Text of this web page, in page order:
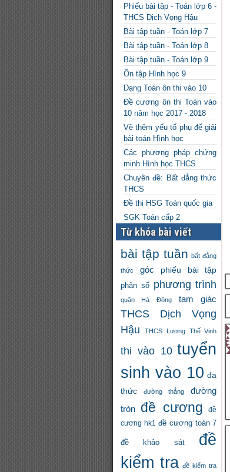
Phiếu bài tập - Toán lớp 6 -
THCS Dịch Vọng Hậu
Bài tập tuần - Toán lớp 7
Bài tập tuần - Toán lớp 8
Bài tập tuần - Toán lớp 9
Ôn tập Hình học 9
Dạng Toán ôn thi vào 10
Đề cương ôn thi Toán vào
10 năm học 2017 - 2018
Vẽ thêm yếu tố phụ để giải
bài toán Hình học
Các phương pháp chứng
minh Hình học THCS
Chuyên đề: Bất đẳng thức
THCS
Đề thi HSG Toán quốc gia
SGK Toán cấp 2
Từ khóa bài viết
bài tập tuần bất đẳng
thức góc phiếu bài tập
phân số phương trình
quận Hà Đông tam giác
THCS Dịch Vọng
Hậu
THCS Lương Thế Vinh
thi vào 10 tuyển
sinh vào 10 đa
thức
đường thẳng
đường
tròn đề cương
đề
cương hk1
đề cương toán 7
đề khảo sát
đề
kiểm tra đề kiểm tra